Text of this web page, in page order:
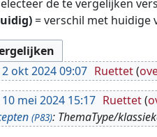
de te vergelijken
= verschil met huidige
2 okt 2024 09:07 Ruettet
10 mei 2024 15:17 Ruettet
(P83): ThemaType/